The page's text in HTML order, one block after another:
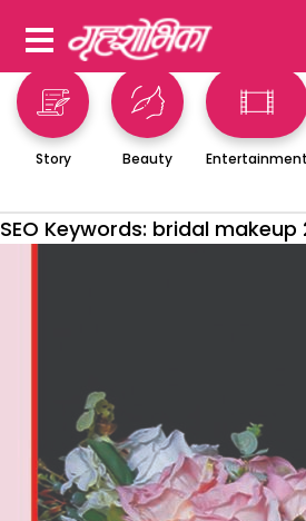
Story Beauty Entertainment
SEO Keywords: bridal makeup